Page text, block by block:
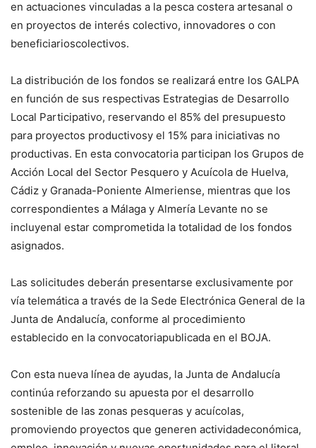
en actuaciones vinculadas a la pesca costera artesanal o
en proyectos de interés colectivo, innovadores o con
beneficiarioscolectivos.
La distribución de los fondos se realizará entre los GALPA
en función de sus respectivas Estrategias de Desarrollo
Local Participativo, reservando el 85% del presupuesto
para proyectos productivosy el 15% para iniciativas no
productivas. En esta convocatoria participan los Grupos de
Acción Local del Sector Pesquero y Acuícola de Huelva,
Cádiz y Granada-Poniente Almeriense, mientras que los
correspondientes a Málaga y Almería Levante no se
incluyenal estar comprometida la totalidad de los fondos
asignados.
Las solicitudes deberán presentarse exclusivamente por
vía telemática a través de la Sede Electrónica General de la
Junta de Andalucía, conforme al procedimiento
establecido en la convocatoriapublicada en el BOJA.
Con esta nueva línea de ayudas, la Junta de Andalucía
continúa reforzando su apuesta por el desarrollo
sostenible de las zonas pesqueras y acuícolas,
promoviendo proyectos que generen actividadeconómica,